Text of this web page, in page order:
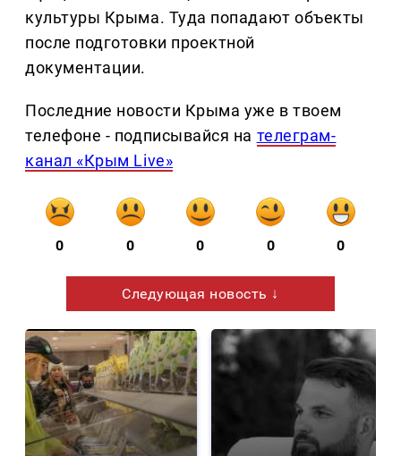
культуры Крыма. Туда попадают объекты
после подготовки проектной
документации.
Последние новости Крыма уже в твоем
телефоне - подписывайся на телеграм-
канал «Крым Live»
0 0 0 0 0
Следующая новость ↓